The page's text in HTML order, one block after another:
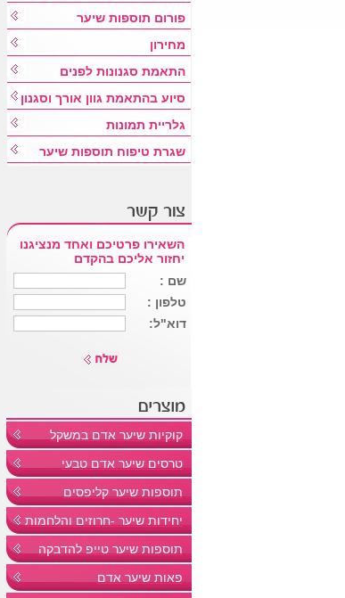
פורום תוספות שיער
מחירון
התאמת סגנונות לפנים
סיוע בהתאמת גוון אורך וסגנון
גלריית תמונות
שגרת טיפוח תוספות שיער
השאירו פרטיכם ואחד מנציגנו
יחזור אליכם בהקדם
קוקיות שיער אדם במשקל
טרסים שיער אדם טבעי
תוספות שיער קליפסים
יחידות שיער -חרוזים והלחמות
תוספות שיער טייפ להדבקה
פאות שיער אדם